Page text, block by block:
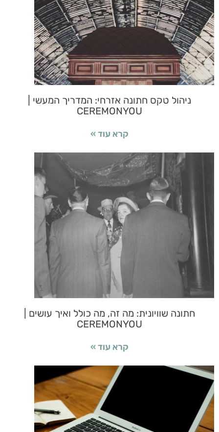
ניהול טקס חתונה אזרחי: המדריך המעשי |
CEREMONYOU
קרא עוד »
חתונה שוויונית: מה זה, מה כולל ואיך עושים |
CEREMONYOU
קרא עוד »